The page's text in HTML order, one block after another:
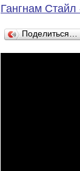
Гангнам
Поделиться…